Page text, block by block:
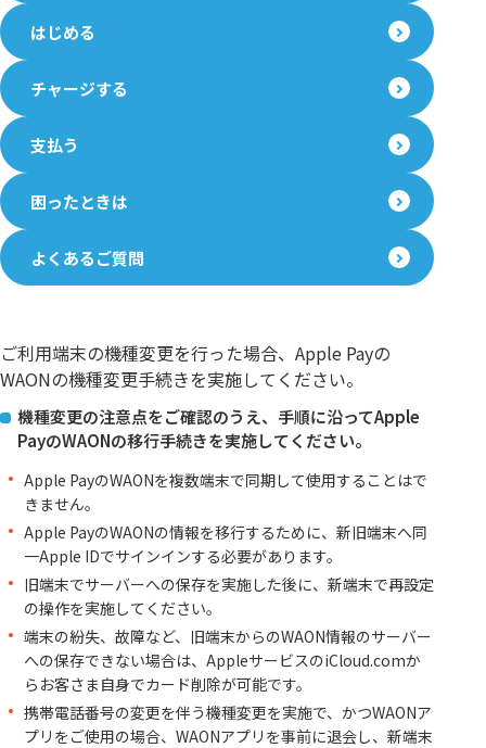
はじめる
チャージする
支払う
困ったときは
よくあるご質問
ご利用端末の機種変更を行った場合、Apple Payの
WAONの機種変更手続きを実施してください。
機種変更の注意点をご確認のうえ、手順に沿ってApple
PayのWAONの移行手続きを実施してください。
Apple PayのWAONを複数端末で同期して使用することはで
きません。
Apple PayのWAONの情報を移行するために、新旧端末へ同
一Apple IDでサインインする必要があります。
旧端末でサーバーへの保存を実施した後に、新端末で再設定
の操作を実施してください。
端末の紛失、故障など、旧端末からのWAON情報のサーバー
への保存できない場合は、AppleサービスのiCloud.comか
らお客さま自身でカード削除が可能です。
携帯電話番号の変更を伴う機種変更を実施で、かつWAONア
プリをご使用の場合、WAONアプリを事前に退会し、新端末